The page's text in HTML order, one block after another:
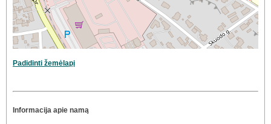
Padidinti žemėlapį
Informacija apie namą